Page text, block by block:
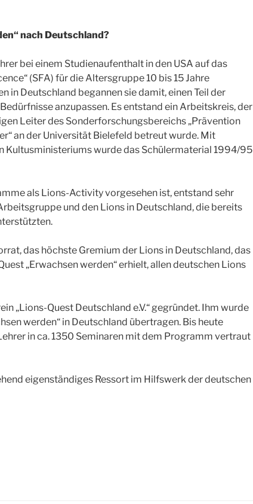
nach Deutschland?
bei einem Studienaufenthalt in den USA auf das
(SFA) für die Altersgruppe 10 bis 15 Jahre
in Deutschland begannen sie damit, einen Teil der
anzupassen. Es entstand ein Arbeitskreis, der
Leiter des Sonderforschungsbereichs „Prävention
an der Universität Bielefeld betreut wurde. Mit
Kultusministeriums wurde das Schülermaterial 1994/95
als Lions-Activity vorgesehen ist, entstand sehr
und den Lions in Deutschland, die bereits
das höchste Gremium der Lions in Deutschland, das
„Erwachsen werden“ erhielt, allen deutschen Lions
„Lions-Quest Deutschland e.V.“ gegründet. Ihm wurde
werden“ in Deutschland übertragen. Bis heute
in ca. 1350 Seminaren mit dem Programm vertraut
eigenständiges Ressort im Hilfswerk der deutschen